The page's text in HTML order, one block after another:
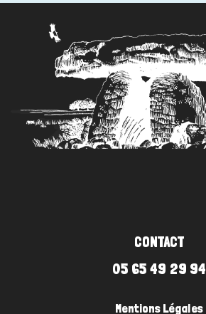
CONTACT
05 65 49 29 94
Mentions Légales